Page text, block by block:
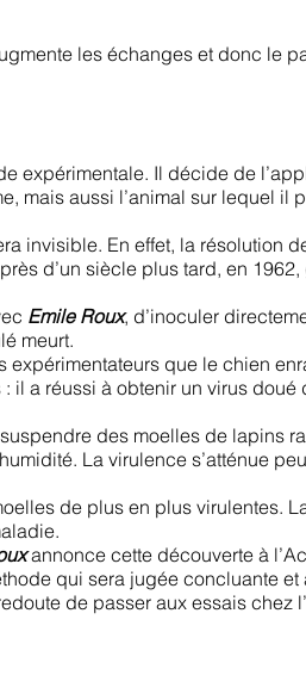
les échanges et donc le
expérimentale. Il décide de
mais aussi l’animal sur lequel il
invisible. En effet, la résolution
d’un siècle plus tard, en
Emile Roux, d’inoculer
meurt.
expérimentateurs que le chien
a réussi à obtenir un virus doué
des moelles de lapins
La virulence s’atténue
de plus en plus virulentes.
annonce cette découverte à
qui sera jugée concluante et
de passer aux essais chez